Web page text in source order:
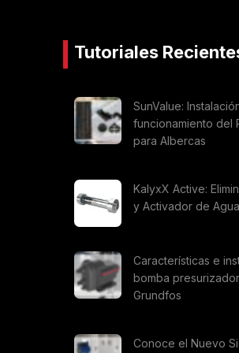
Tutoriales
SunValue:
funcionamiento del
para Albercas
KalyxX Active:
y Activador de Agua
Características e
bomba
Grundfos
Conoce el Nuevo